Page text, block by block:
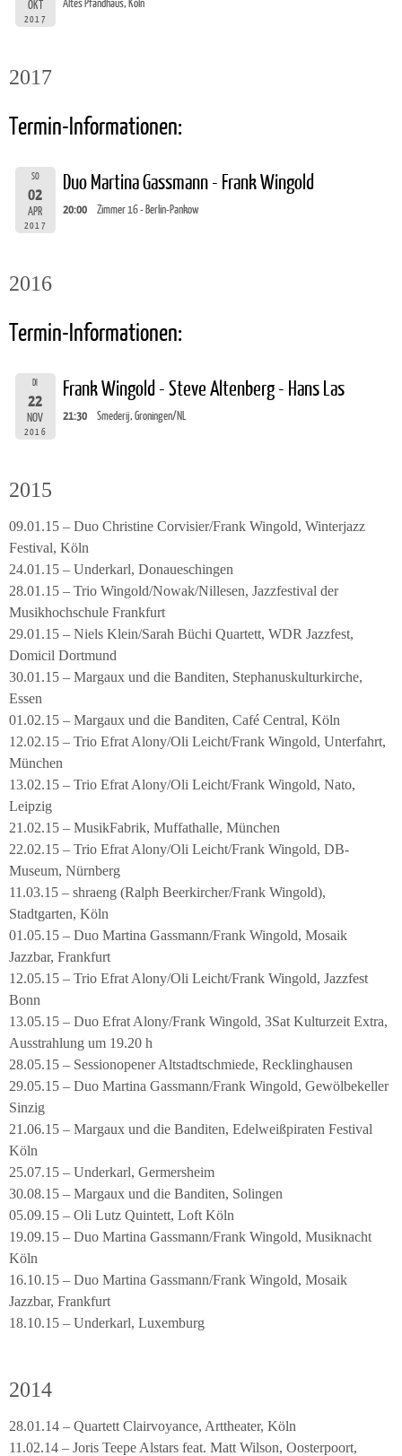
OKT
2017
Altes Pfandhaus, Köln
2017
Termin-Informationen:
SO
02
APR
2017
Duo Martina Gassmann - Frank Wingold
20:00 Zimmer 16 - Berlin-Pankow
2016
Termin-Informationen:
DI
22
NOV
2016
Frank Wingold - Steve Altenberg - Hans Las
21:30 Smederij, Groningen/NL
2015
09.01.15 – Duo Christine Corvisier/Frank Wingold, Winterjazz
Festival, Köln
24.01.15 – Underkarl, Donaueschingen
28.01.15 – Trio Wingold/Nowak/Nillesen, Jazzfestival der
Musikhochschule Frankfurt
29.01.15 – Niels Klein/Sarah Büchi Quartett, WDR Jazzfest,
Domicil Dortmund
30.01.15 – Margaux und die Banditen, Stephanuskulturkirche,
Essen
01.02.15 – Margaux und die Banditen, Café Central, Köln
12.02.15 – Trio Efrat Alony/Oli Leicht/Frank Wingold, Unterfahrt,
München
13.02.15 – Trio Efrat Alony/Oli Leicht/Frank Wingold, Nato,
Leipzig
21.02.15 – MusikFabrik, Muffathalle, München
22.02.15 – Trio Efrat Alony/Oli Leicht/Frank Wingold, DB-
Museum, Nürnberg
11.03.15 – shraeng (Ralph Beerkircher/Frank Wingold),
Stadtgarten, Köln
01.05.15 – Duo Martina Gassmann/Frank Wingold, Mosaik
Jazzbar, Frankfurt
12.05.15 – Trio Efrat Alony/Oli Leicht/Frank Wingold, Jazzfest
Bonn
13.05.15 – Duo Efrat Alony/Frank Wingold, 3Sat Kulturzeit Extra,
Ausstrahlung um 19.20 h
28.05.15 – Sessionopener Altstadtschmiede, Recklinghausen
29.05.15 – Duo Martina Gassmann/Frank Wingold, Gewölbekeller
Sinzig
21.06.15 – Margaux und die Banditen, Edelweißpiraten Festival
Köln
25.07.15 – Underkarl, Germersheim
30.08.15 – Margaux und die Banditen, Solingen
05.09.15 – Oli Lutz Quintett, Loft Köln
19.09.15 – Duo Martina Gassmann/Frank Wingold, Musiknacht
Köln
16.10.15 – Duo Martina Gassmann/Frank Wingold, Mosaik
Jazzbar, Frankfurt
18.10.15 – Underkarl, Luxemburg
2014
28.01.14 – Quartett Clairvoyance, Arttheater, Köln
11.02.14 – Joris Teepe Alstars feat. Matt Wilson, Oosterpoort,